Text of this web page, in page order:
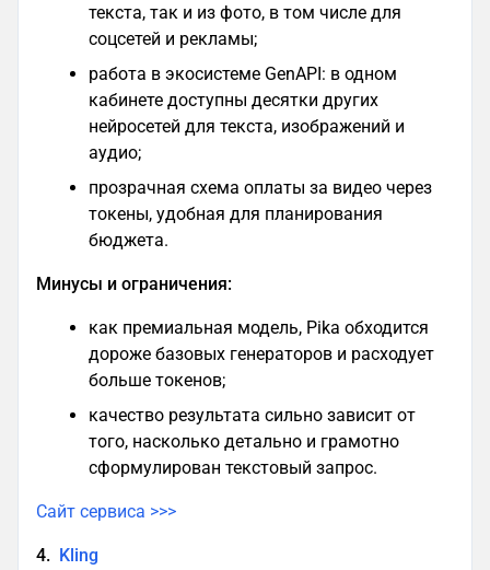
текста, так и из фото, в том числе для
соцсетей и рекламы;
работа в экосистеме GenAPI: в одном
кабинете доступны десятки других
нейросетей для текста, изображений и
аудио;
прозрачная схема оплаты за видео через
токены, удобная для планирования
бюджета.
Минусы и ограничения:
как премиальная модель, Pika обходится
дороже базовых генераторов и расходует
больше токенов;
качество результата сильно зависит от
того, насколько детально и грамотно
сформулирован текстовый запрос.
Сайт сервиса >>>
4. Kling